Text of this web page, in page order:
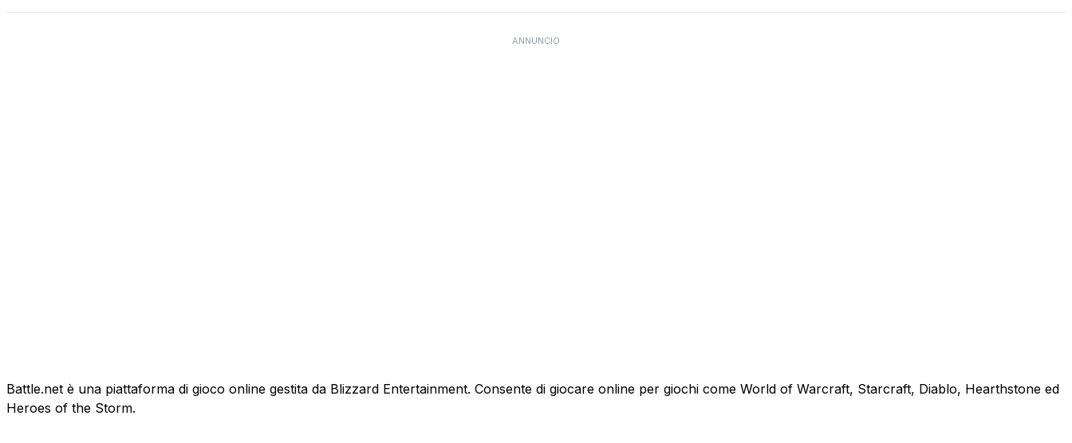
ANNUNCIO
Battle.net è una piattaforma di gioco online gestita da Blizzard Entertainment. Consente di giocare online per giochi come World of Warcraft, Starcraft, Diablo, Hearthstone ed
Heroes of the Storm.